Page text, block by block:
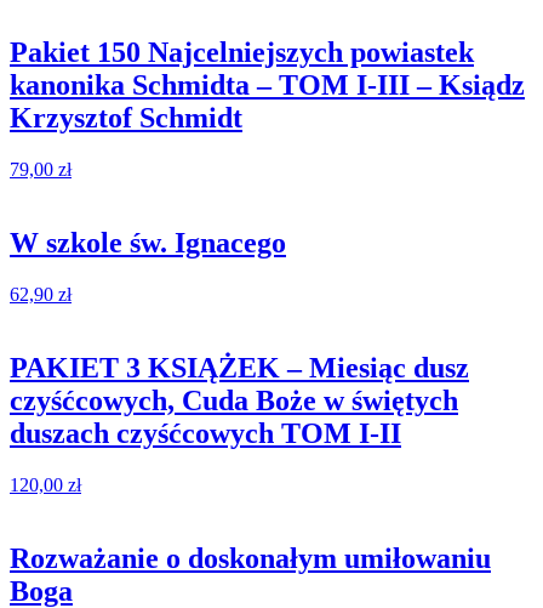
Pakiet 150 Najcelniejszych powiastek
kanonika Schmidta – TOM I-III – Ksiądz
Krzysztof Schmidt
79,00 zł
W szkole św. Ignacego
62,90 zł
PAKIET 3 KSIĄŻEK – Miesiąc dusz
czyśćcowych, Cuda Boże w świętych
duszach czyśćcowych TOM I-II
120,00 zł
Rozważanie o doskonałym umiłowaniu
Boga